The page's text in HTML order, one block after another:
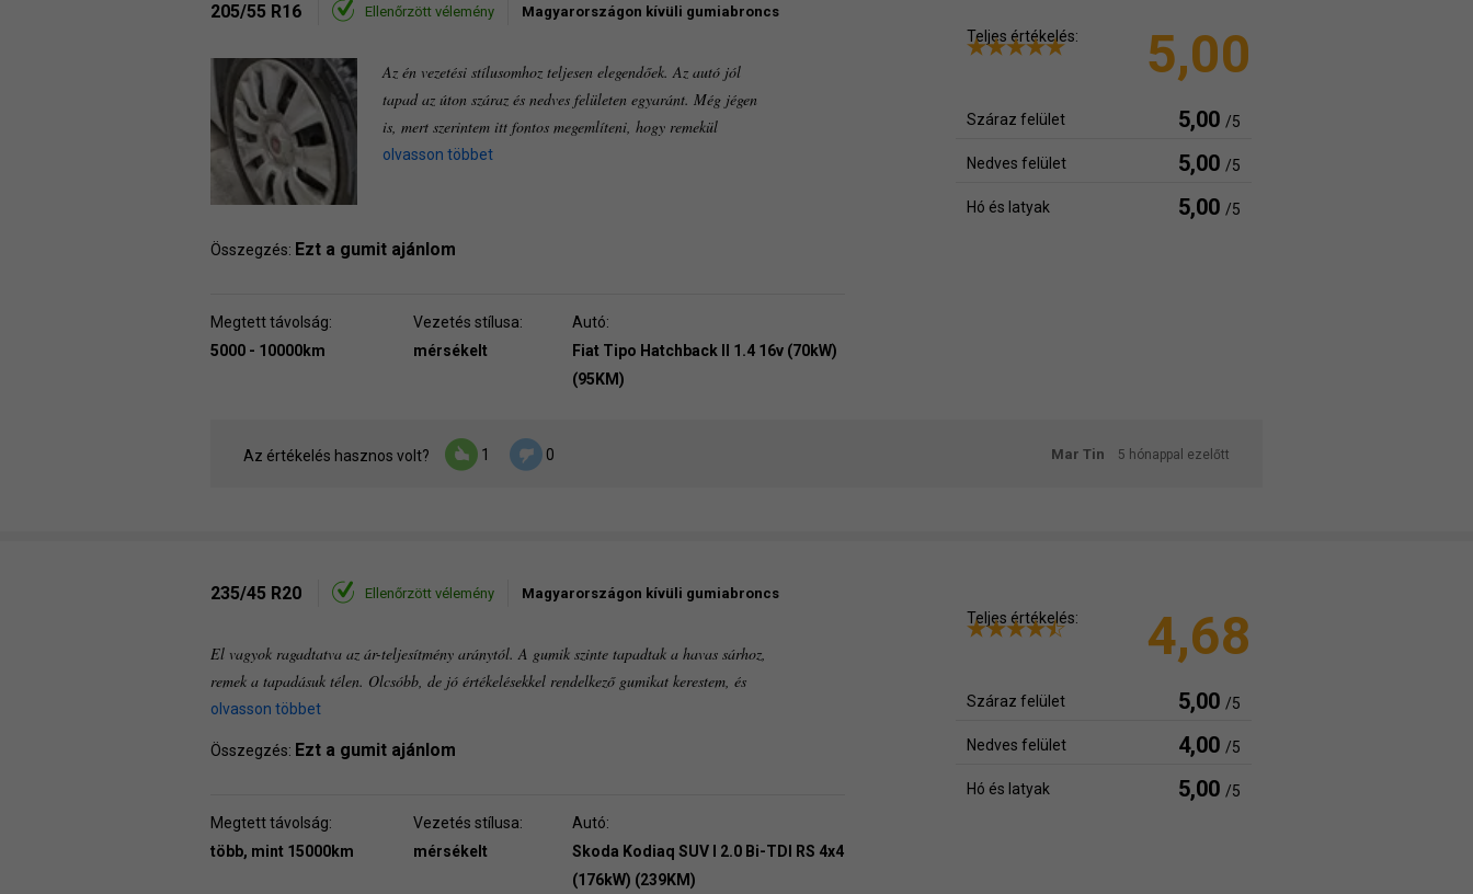
205/55 R16 Ellenőrzött vélemény Magyarországon kívüli gumiabroncs
Az én vezetési stílusomhoz teljesen elegendőek. Az autó jól
tapad az úton száraz és nedves felületen egyaránt. Még jégen
is, mert szerintem itt fontos megemlíteni, hogy remekül
olvasson többet
Összegzés: Ezt a gumit ajánlom
Megtett távolság:
5000 - 10000km
Vezetés stílusa:
mérsékelt
Autó:
Fiat Tipo Hatchback II 1.4 16v (70kW)
(95KM)
Teljes értékelés: 5,00
Száraz felület 5,00 /5
Nedves felület 5,00 /5
Hó és latyak 5,00 /5
Az értékelés hasznos volt? 1 0 Mar Tin 5 hónappal ezelőtt
235/45 R20 Ellenőrzött vélemény Magyarországon kívüli gumiabroncs
El vagyok ragadtatva az ár-teljesítmény aránytól. A gumik szinte tapadtak a havas sárhoz,
remek a tapadásuk télen. Olcsóbb, de jó értékelésekkel rendelkező gumikat kerestem, és
olvasson többet
Összegzés: Ezt a gumit ajánlom
Megtett távolság:
több, mint 15000km
Vezetés stílusa:
mérsékelt
Autó:
Skoda Kodiaq SUV I 2.0 Bi-TDI RS 4x4
(176kW) (239KM)
Teljes értékelés: 4,68
Száraz felület 5,00 /5
Nedves felület 4,00 /5
Hó és latyak 5,00 /5